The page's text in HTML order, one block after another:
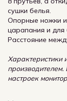
сушки белья.
Опорные ножки
царапания и для
Расстояние
Характеристики
производителем.
настроек